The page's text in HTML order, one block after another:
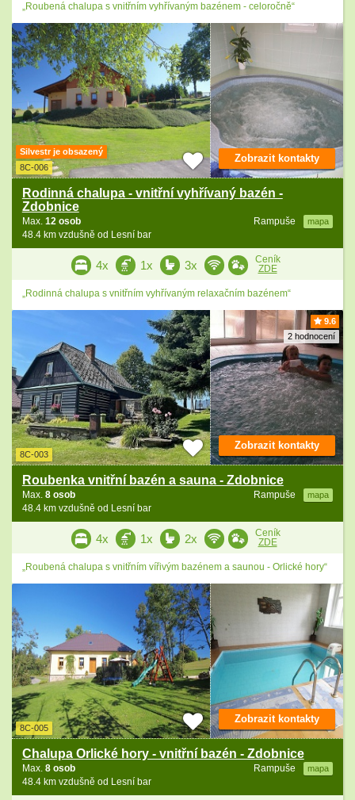
„Roubená chalupa s vnitřním vyhřívaným bazénem - celoročně“
Silvestr je obsazený
8C-006
Rodinná chalupa - vnitřní vyhřívaný bazén -
Zdobnice
Rampuše mapa
Max. 12 osob
48.4 km vzdušně od Lesní bar
Zobrazit kontakty
4x 1x 3x
Ceník
ZDE
„Rodinná chalupa s vnitřním vyhřívaným relaxačním bazénem“
9.6
2 hodnocení
8C-003
Roubenka vnitřní bazén a sauna - Zdobnice
Rampuše mapa
Max. 8 osob
48.4 km vzdušně od Lesní bar
Zobrazit kontakty
4x 1x 2x
Ceník
ZDE
„Roubená chalupa s vnitřním vířivým bazénem a saunou - Orlické hory“
8C-005
Chalupa Orlické hory - vnitřní bazén - Zdobnice
Rampuše mapa
Max. 8 osob
48.4 km vzdušně od Lesní bar
Zobrazit kontakty